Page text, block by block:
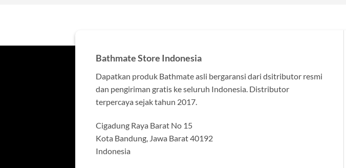
Bathmate Store Indonesia
Dapatkan produk Bathmate asli bergaransi dari dsitributor resmi
dan pengiriman gratis ke seluruh Indonesia. Distributor
terpercaya sejak tahun 2017.
Cigadung Raya Barat No 15
Kota Bandung, Jawa Barat 40192
Indonesia